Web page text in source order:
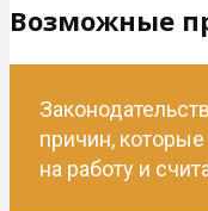
Возможные
причин,
на работу и